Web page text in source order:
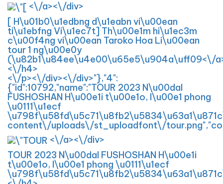
<\/a><\/div>
[ H\u01b0\u1edbng d\u1eabn vi\u00ean
ti\u1ebfng Vi\u1ec7t] Th\u00e1m hi\u1ec3m
c\u00f4ng vi\u00ean Taroko Hoa Li\u00ean
tour 1 ng\u00e0y
(\u82b1\u84ee\u4e00\u65e5\u904a\uff09<\/
<\/h4>
<\/p><\/div><\/div>"},"4":
{"id":10792,"name":"TOUR 2023 N\u00daI
FUSHOSHAN H\u00e1i t\u00e1o, l\u00e1 phong
\u0111\u1ecf
content\/uploads\/st_uploadfont\/
<\/a><\/div>
TOUR 2023 N\u00daI FUSHOSHAN H\u00e1i
t\u00e1o, l\u00e1 phong \u0111\u1ecf